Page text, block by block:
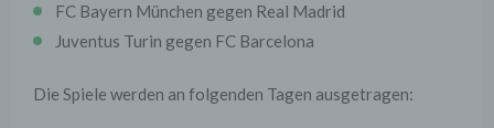
FC Bayern München gegen Real Madrid
Juventus Turin gegen FC Barcelona
Die Spiele werden an folgenden Tagen ausgetragen: